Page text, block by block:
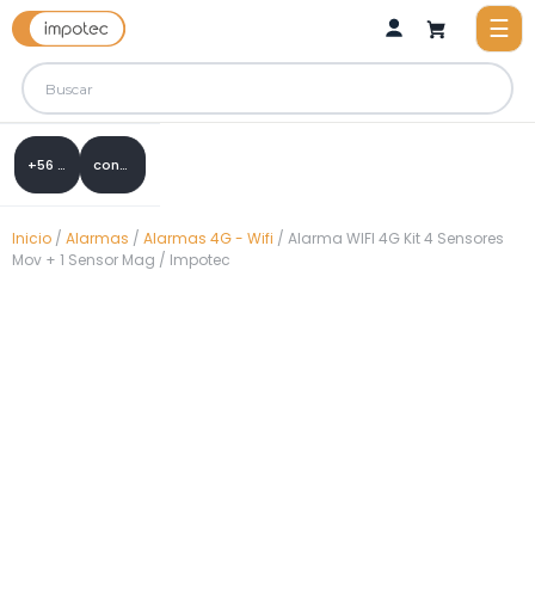
+56 9 8288 0307 contacto@impotec.cl
Inicio / Alarmas / Alarmas 4G - Wifi / Alarma WIFI 4G Kit 4 Sensores
Mov + 1 Sensor Mag / Impotec